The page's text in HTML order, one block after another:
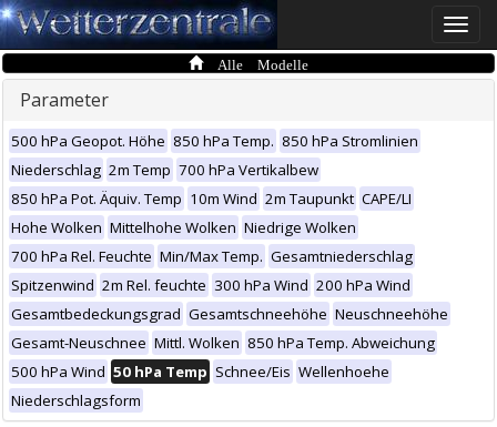
Toggle
Alle Modelle
Parameter
500 hPa Geopot. Höhe 850 hPa Temp. 850 hPa Stromlinien
Niederschlag 2m Temp 700 hPa Vertikalbew
850 hPa Pot. Äquiv. Temp 10m Wind 2m Taupunkt CAPE/LI
Hohe Wolken Mittelhohe Wolken Niedrige Wolken
700 hPa Rel. Feuchte Min/Max Temp. Gesamtniederschlag
Spitzenwind 2m Rel. feuchte 300 hPa Wind 200 hPa Wind
Gesamtbedeckungsgrad Gesamtschneehöhe Neuschneehöhe
Gesamt-Neuschnee Mittl. Wolken 850 hPa Temp. Abweichung
500 hPa Wind 50 hPa Temp Schnee/Eis Wellenhoehe
Niederschlagsform